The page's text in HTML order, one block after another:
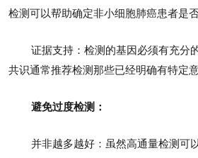
检测可以帮助确定非小细胞肺癌患者是
证据支持：检测的基因必须有充分
共识通常推荐检测那些已经明确有特定
避免过度检测：
并非越多越好：虽然高通量检测可